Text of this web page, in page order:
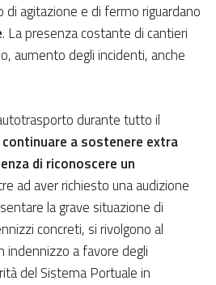
agitazione e di fermo riguardano
. La presenza costante di cantieri
aumento degli incidenti, anche
durante tutto il
a sostenere extra
di riconoscere un
ad aver richiesto una audizione
la grave situazione di
concreti, si rivolgono al
a favore degli
del Sistema Portuale in